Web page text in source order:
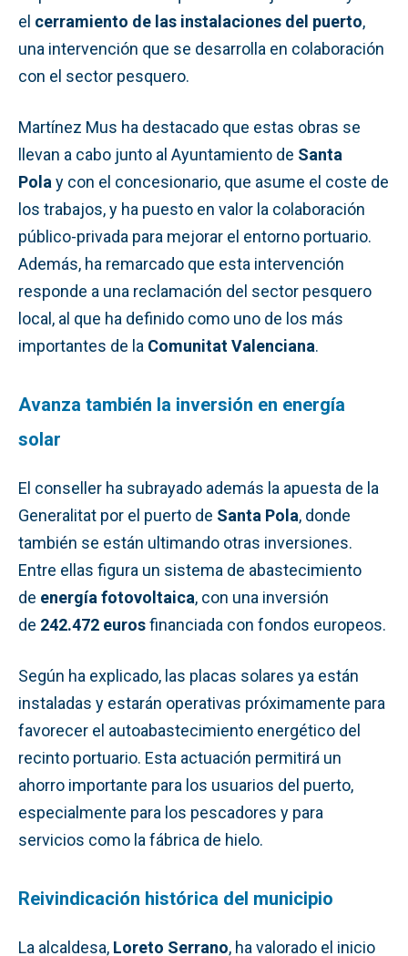
el cerramiento de las instalaciones del puerto,
una intervención que se desarrolla en colaboración
con el sector pesquero.
Martínez Mus ha destacado que estas obras se
llevan a cabo junto al Ayuntamiento de Santa
Pola y con el concesionario, que asume el coste de
los trabajos, y ha puesto en valor la colaboración
público-privada para mejorar el entorno portuario.
Además, ha remarcado que esta intervención
responde a una reclamación del sector pesquero
local, al que ha definido como uno de los más
importantes de la Comunitat Valenciana.
Avanza también la inversión en energía
solar
El conseller ha subrayado además la apuesta de la
Generalitat por el puerto de Santa Pola, donde
también se están ultimando otras inversiones.
Entre ellas figura un sistema de abastecimiento
de energía fotovoltaica, con una inversión
de 242.472 eurosfinanciada con fondos europeos.
Según ha explicado, las placas solares ya están
instaladas y estarán operativas próximamente para
favorecer el autoabastecimiento energético del
recinto portuario. Esta actuación permitirá un
ahorro importante para los usuarios del puerto,
especialmente para los pescadores y para
servicios como la fábrica de hielo.
Reivindicación histórica del municipio
La alcaldesa, Loreto Serrano, ha valorado el inicio